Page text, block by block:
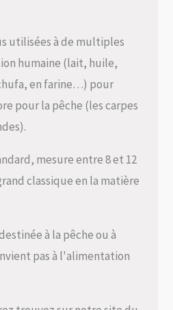
utilisées à de multiples
humaine (lait, huile,
en farine…) pour
pour la pêche (les carpes
mesure entre 8 et 12
classique en la matière
à la pêche ou à
pas à l'alimentation